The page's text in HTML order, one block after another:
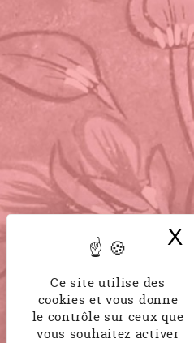
Ce site utilise des
cookies et vous donne
le contrôle sur ceux que
vous souhaitez activer
X